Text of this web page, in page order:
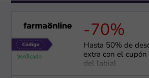
-70%
Hasta 50% de
extra con el cupón
del labial